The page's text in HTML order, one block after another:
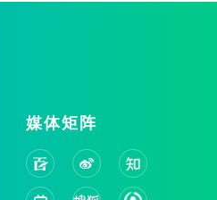
媒体矩阵